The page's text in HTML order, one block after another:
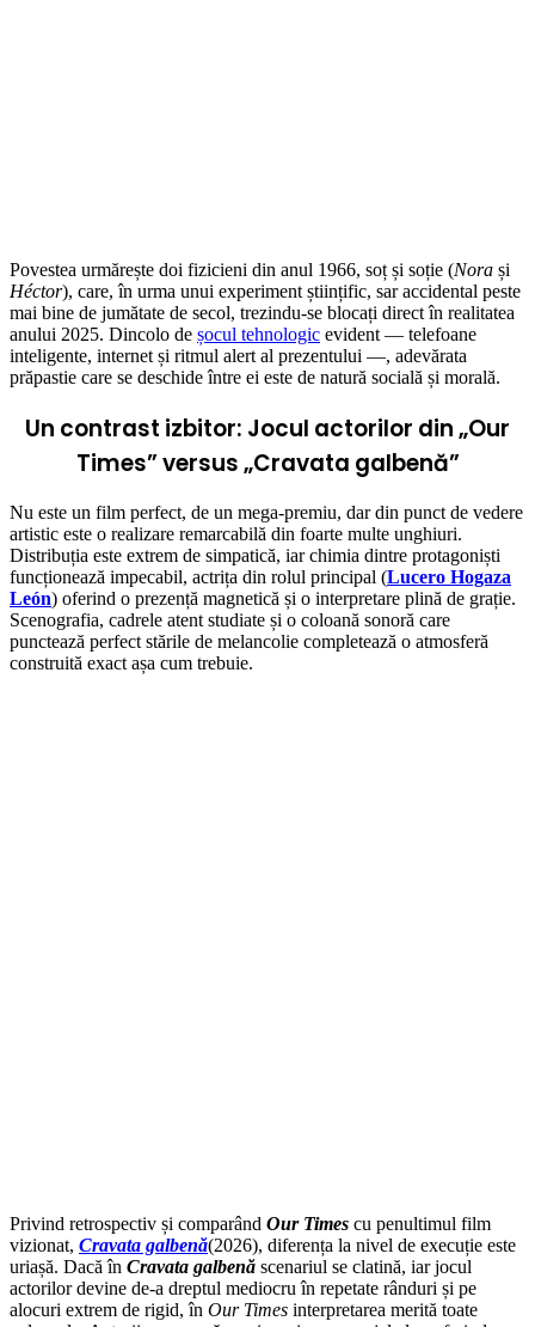
Povestea urmărește doi fizicieni din anul 1966, soț și soție (Nora și
Héctor), care, în urma unui experiment științific, sar accidental peste
mai bine de jumătate de secol, trezindu-se blocați direct în realitatea
anului 2025. Dincolo de șocul tehnologic evident — telefoane
inteligente, internet și ritmul alert al prezentului —, adevărata
prăpastie care se deschide între ei este de natură socială și morală.
Un contrast izbitor: Jocul actorilor din „Our
Times” versus „Cravata galbenă”
Nu este un film perfect, de un mega-premiu, dar din punct de vedere
artistic este o realizare remarcabilă din foarte multe unghiuri.
Distribuția este extrem de simpatică, iar chimia dintre protagoniști
funcționează impecabil, actrița din rolul principal (Lucero Hogaza
León) oferind o prezență magnetică și o interpretare plină de grație.
Scenografia, cadrele atent studiate și o coloană sonoră care
punctează perfect stările de melancolie completează o atmosferă
construită exact așa cum trebuie.
Privind retrospectiv și comparând Our Times cu penultimul film
vizionat, Cravata galbenă(2026), diferența la nivel de execuție este
uriașă. Dacă în Cravata galbenă scenariul se clatină, iar jocul
actorilor devine de-a dreptul mediocru în repetate rânduri și pe
alocuri extrem de rigid, în Our Times interpretarea merită toate